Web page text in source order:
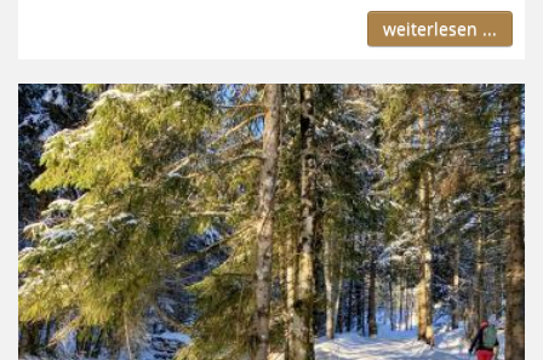
weiterlesen ...